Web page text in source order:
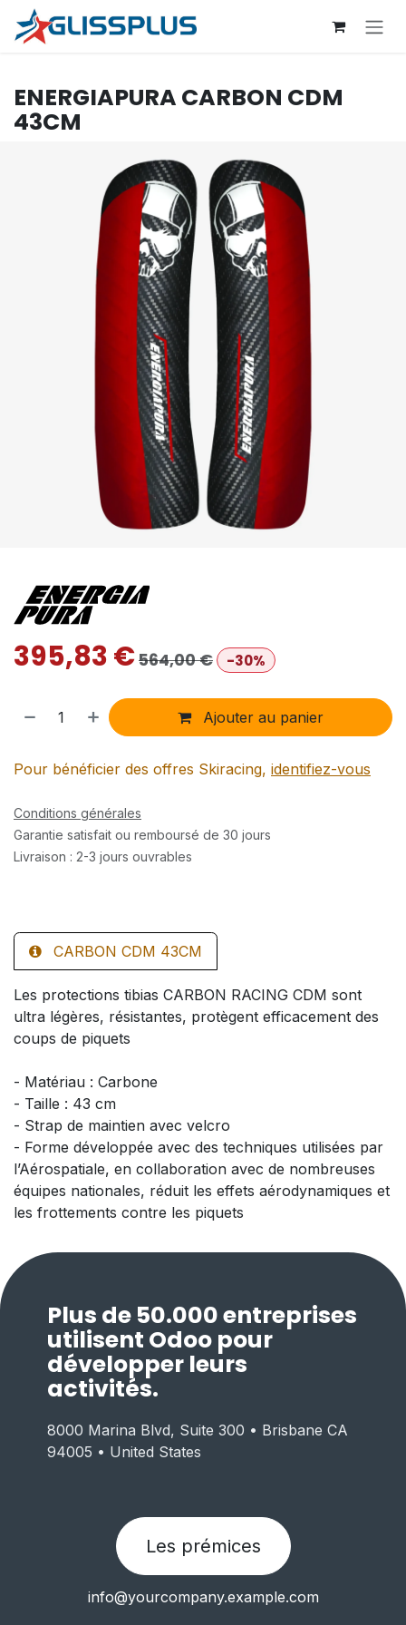
Se rendre au contenu
ENERGIAPURA CARBON CDM
43CM
395,83€564,00€ -30%
Ajouter au panier
Pour bénéficier des offres Skiracing, identifiez-vous
Conditions générales
Garantie satisfait ou remboursé de 30 jours
Livraison : 2-3 jours ouvrables
CARBON CDM 43CM
Les protections tibias CARBON RACING CDM sont
ultra légères, résistantes, protègent efficacement des
coups de piquets
- Matériau : Carbone
- Taille : 43 cm
- Strap de maintien avec velcro
- Forme développée avec des techniques utilisées par
l’Aérospatiale, en collaboration avec de nombreuses
équipes nationales, réduit les effets aérodynamiques et
les frottements contre les piquets
Plus de 50.000 entreprises
utilisent Odoo pour
développer leurs
activités.
Les prémices
8000 Marina Blvd, Suite 300 • Brisbane CA
94005 • United States
info@yourcompany.example.com